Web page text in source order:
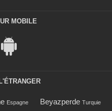
MOBILE
Espagne Beyazperde Turquie